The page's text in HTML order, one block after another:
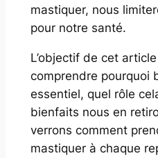
mastiquer, nous
pour notre santé.
L’objectif de cet
comprendre pourquoi
essentiel, quel rôle
bienfaits nous en
verrons comment
mastiquer à chaque